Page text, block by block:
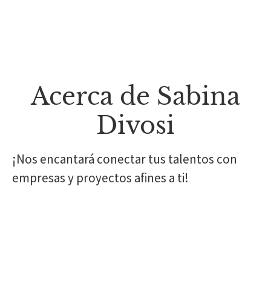
Acerca de Sabina
Divosi
¡Nos encantará conectar tus talentos con
empresas y proyectos afines a ti!